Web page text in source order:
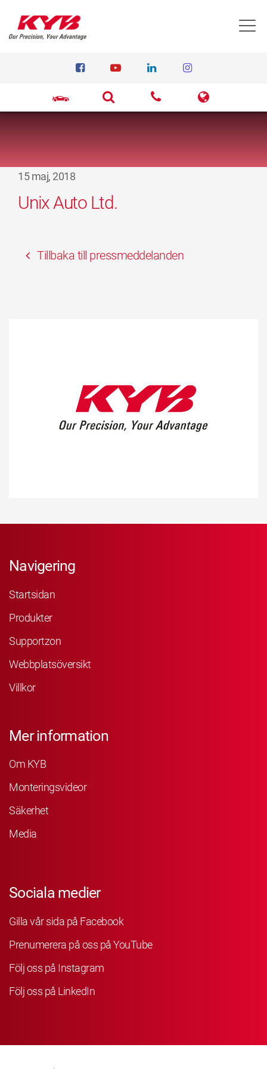
15 maj, 2018
Unix Auto Ltd.
Tillbaka till pressmeddelanden
Navigering
Startsidan
Produkter
Supportzon
Webbplatsöversikt
Villkor
Mer information
Om KYB
Monteringsvideor
Säkerhet
Media
Sociala medier
Gilla vår sida på Facebook
Prenumerera på oss på YouTube
Följ oss på Instagram
Följ oss på LinkedIn